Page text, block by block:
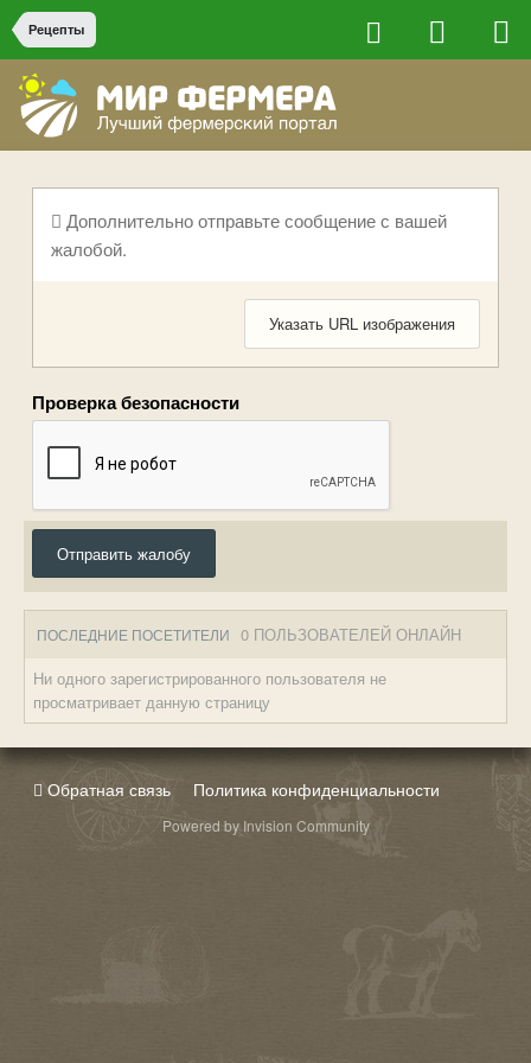
Рецепты
Дополнительно отправьте сообщение с вашей
жалобой.
Указать URL изображения
Проверка безопасности
Отправить жалобу
ПОСЛЕДНИЕ ПОСЕТИТЕЛИ 0 ПОЛЬЗОВАТЕЛЕЙ ОНЛАЙН
Ни одного зарегистрированного пользователя не
просматривает данную страницу
Обратная связь Политика конфиденциальности
Powered by Invision Community